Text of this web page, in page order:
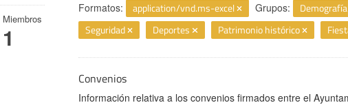
Miembros
1
Formatos: application/vnd.ms-excel Grupos:
Seguridad
Deportes Patrimonio histórico
Convenios
Información relativa a los convenios firmados entre el